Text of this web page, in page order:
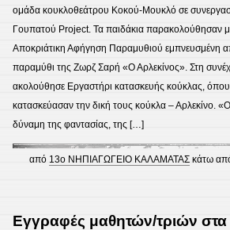
ομάδα κουκλοθεάτρου Κοκού-Μουκλό σε
Γουπατού Project. Τα παιδάκια παρακολούθησαν
Αποκριάτικη Αφήγηση Παραμυθιού εμπνευσμένη
παραμύθι της Ζωρζ Σαρή «Ο Αρλεκίνος». Στη
ακολούθησε Εργαστήρι κατασκευής κούκλας, όπου
κατασκεύασαν την δική τους κούκλα – Αρλεκίνο.
δύναμη της φαντασίας, της […]
από 13ο ΝΗΠΙΑΓΩΓΕΙΟ ΚΑΛΑΜΑΤΑΣ κάτω
Εγγραφές μαθητών/τριών